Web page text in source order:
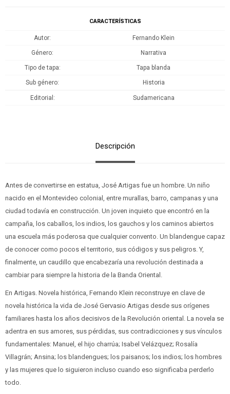
CARACTERÍSTICAS
Autor Fernando Klein
Género Narrativa
Tipo de tapa Tapa blanda
Sub género Historia
Editorial Sudamericana
Descripción
Antes de convertirse en estatua, José Artigas fue un hombre. Un niño
nacido en el Montevideo colonial, entre murallas, barro, campanas y una
ciudad todavía en construcción. Un joven inquieto que encontró en la
campaña, los caballos, los indios, los gauchos y los caminos abiertos
una escuela más poderosa que cualquier convento. Un blandengue capaz
de conocer como pocos el territorio, sus códigos y sus peligros. Y,
finalmente, un caudillo que encabezaría una revolución destinada a
cambiar para siempre la historia de la Banda Oriental.
En Artigas. Novela histórica, Fernando Klein reconstruye en clave de
novela histórica la vida de José Gervasio Artigas desde sus orígenes
familiares hasta los años decisivos de la Revolución oriental. La novela se
adentra en sus amores, sus pérdidas, sus contradicciones y sus vínculos
fundamentales: Manuel, el hijo charrúa; Isabel Velázquez; Rosalía
Villagrán; Ansina; los blandengues; los paisanos; los indios; los hombres
y las mujeres que lo siguieron incluso cuando eso significaba perderlo
todo.